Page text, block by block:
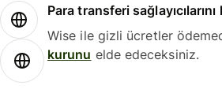
Para transferi sağlayıcılarını
Wise ile gizli ücretler
kurunu elde edeceksiniz.